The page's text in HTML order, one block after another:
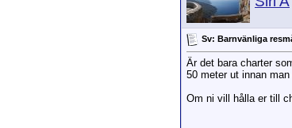
Sv: Barnvänliga
Är det bara charter
50 meter ut innan
Om ni vill hålla er till